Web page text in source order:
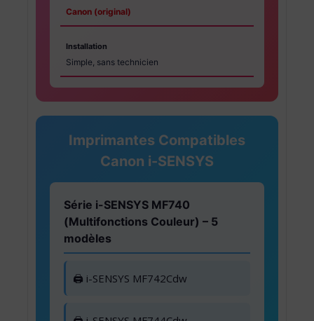
Canon (original)
Installation
Simple, sans technicien
Imprimantes Compatibles
Canon i-SENSYS
Série i-SENSYS MF740
(Multifonctions Couleur) – 5
modèles
🖨️ i-SENSYS MF742Cdw